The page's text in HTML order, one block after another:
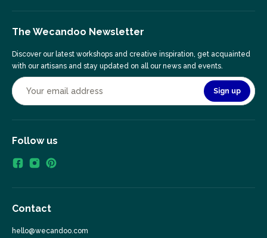
The Wecandoo Newsletter
Discover our latest workshops and creative inspiration, get acquainted
with our artisans and stay updated on all our news and events.
Sign up
Follow us
Contact
hello@wecandoo.com